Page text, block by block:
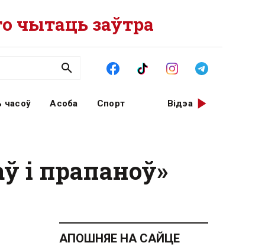
чытаць заўтра
часоў Асоба Спорт Відэа
і прапаноў»
АПОШНЯЕ НА САЙЦЕ